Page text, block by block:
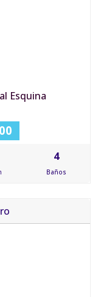
Esquina
4
Baños